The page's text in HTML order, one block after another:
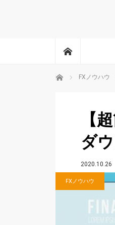
ホーム FXノウハウ
【
ダ
FXノウハウ
2020.10.26